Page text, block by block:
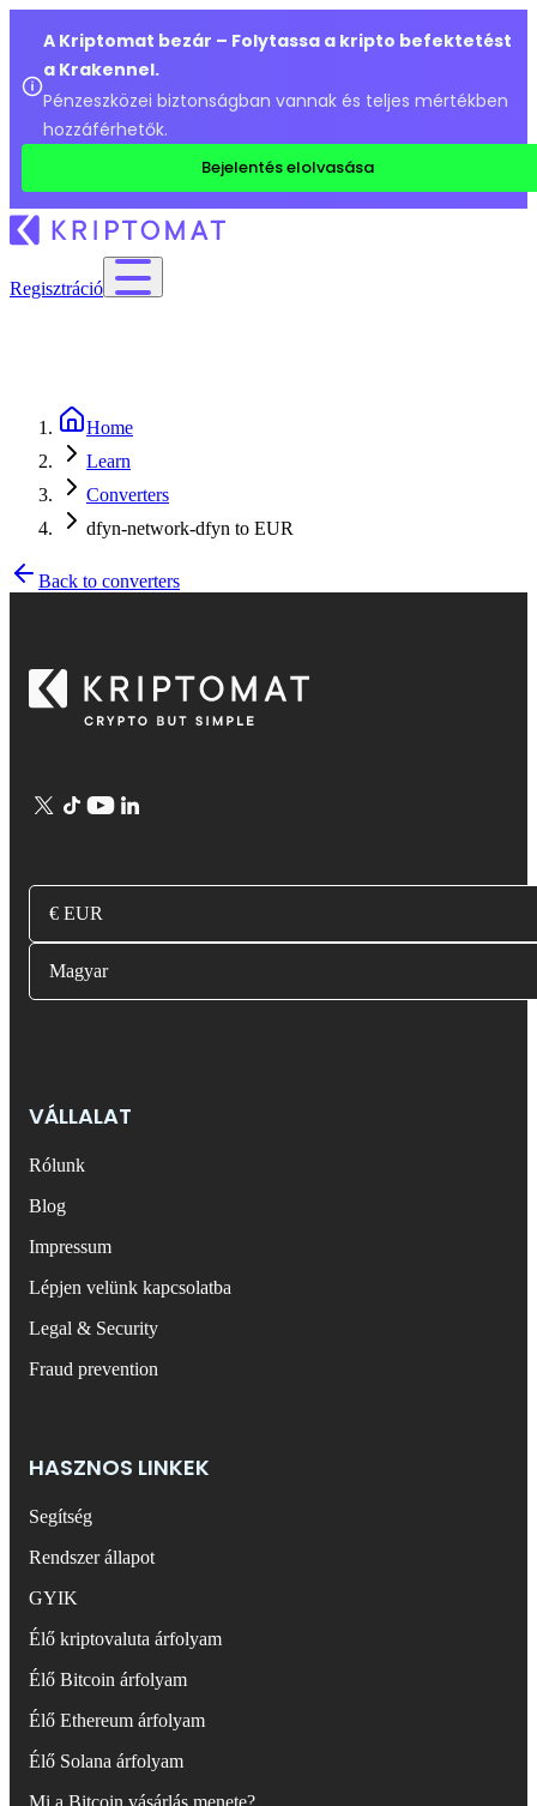
A Kriptomat bezár – Folytassa a kripto befektetést
a Krakennel.
Pénzeszközei biztonságban vannak és teljes mértékben
hozzáférhetők.
Bejelentés elolvasása
Regisztráció
Home
Learn
Converters
dfyn-network-dfyn to EUR
Back to converters
€ EUR
Magyar
VÁLLALAT
Rólunk
Blog
Impressum
Lépjen velünk kapcsolatba
Legal & Security
Fraud prevention
HASZNOS LINKEK
Segítség
Rendszer állapot
GYIK
Élő kriptovaluta árfolyam
Élő Bitcoin árfolyam
Élő Ethereum árfolyam
Élő Solana árfolyam
Mi a Bitcoin vásárlás menete?